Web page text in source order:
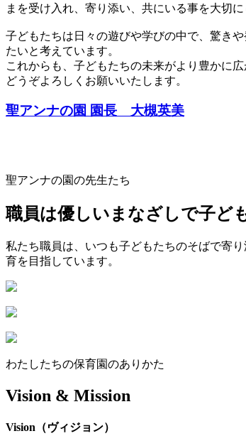
まを受け入れ、寄り添い、共にいる事を大切に
子どもたちは日々の遊びや学びの中で、驚き
たいと考えています。
これからも、子どもたちの未来がより豊かに
どうぞよろしくお願いいたします。
聖アンナの園 園長 大槻英美
聖アンナの園の先生たち
職員は優しいまなざしで子ど
私たち職員は、いつも子どもたちのそばで寄
育を目指しています。
わたしたちの保育園のありかた
Vision & Mission
Vision（ヴィジョン）